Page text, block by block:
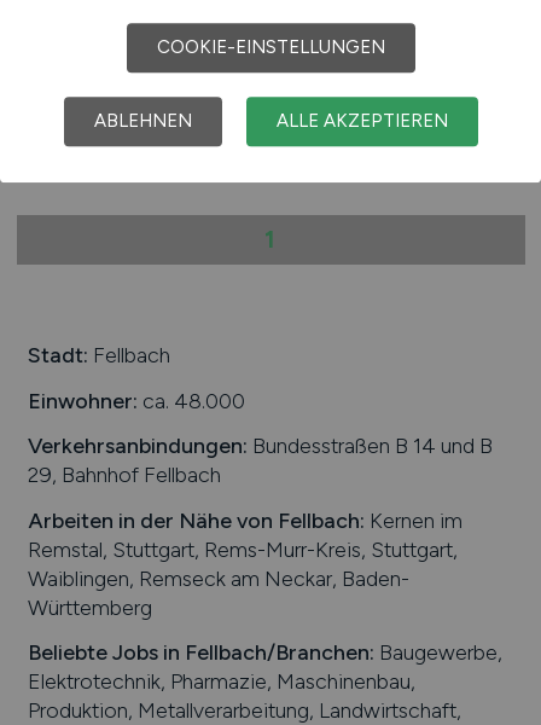
19.05.2026
1
Stadt: Fellbach
Einwohner: ca. 48.000
Verkehrsanbindungen: Bundesstraßen B 14 und B
29, Bahnhof Fellbach
Arbeiten in der Nähe von Fellbach: Kernen im
Remstal, Stuttgart, Rems-Murr-Kreis, Stuttgart,
Waiblingen, Remseck am Neckar, Baden-
Württemberg
Beliebte Jobs in Fellbach/Branchen: Baugewerbe,
Elektrotechnik, Pharmazie, Maschinenbau,
Produktion, Metallverarbeitung, Landwirtschaft,
COOKIE-EINSTELLUNGEN
ABLEHNEN ALLE AKZEPTIEREN